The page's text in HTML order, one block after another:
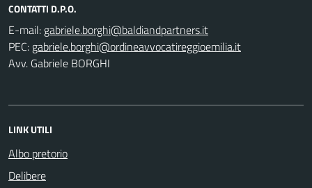
CONTATTI D.P.O.
E-mail:
PEC:
Avv. Gabriele BORGHI
LINK UTILI
Albo pretorio
Delibere